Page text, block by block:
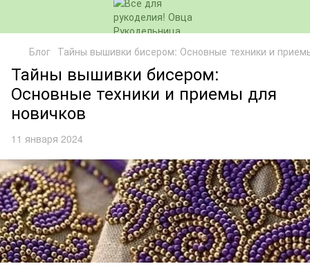
Блог Тайны вышивки бисером: Основные техники и
Тайны вышивки бисером:
Основные техники и приемы для
новичков
11 января 2024